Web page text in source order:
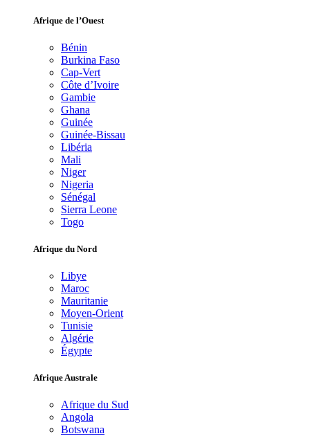
Afrique de l’Ouest
Bénin
Burkina Faso
Cap-Vert
Côte d’Ivoire
Gambie
Ghana
Guinée
Guinée-Bissau
Libéria
Mali
Niger
Nigeria
Sénégal
Sierra Leone
Togo
Afrique du Nord
Libye
Maroc
Mauritanie
Moyen-Orient
Tunisie
Algérie
Égypte
Afrique Australe
Afrique du Sud
Angola
Botswana